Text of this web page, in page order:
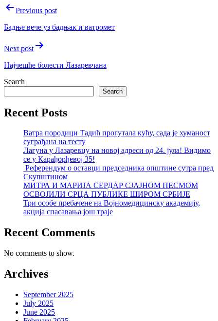
PostPrevious post
Бадње вече уз бадњак и ватромет
Next post
Најчешће болести Лазаревчана
Search
Search
Recent Posts
Ватра породици Тадић прогутала кућу, сада је хуманост
суграђана на тесту
Лагуна у Лазаревцу на новој адреси од 24. јула! Видимо
се у Карађорђевој 35!
Референдум о оставци председника општине сутра пред
Скупштином
МИТРА И МАРИЈА СЕРДАР СЈАЈНОМ ПЕСМОМ
ОСВОЈИЛИ СРЦА ПУБЛИКЕ ШИРОМ СРБИЈЕ
Три особе пребачене на Војномедицинску академију,
акција спасавања још траје
Recent Comments
No comments to show.
Archives
September 2025
July 2025
June 2025